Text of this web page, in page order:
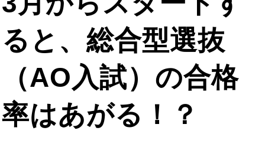
ると、総合型選抜
（AO入試）の合格
率はあがる！？